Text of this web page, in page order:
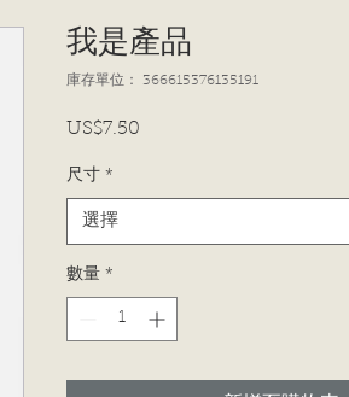
我是產品
庫存單位： 366615376135191
US$7.50
尺寸 *
選擇
數量 *